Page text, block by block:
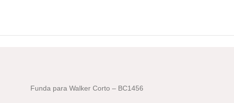
Funda para Walker Corto – BC1456